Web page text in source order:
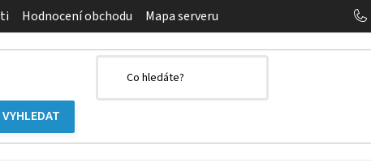
Hodnocení obchodu Mapa serveru